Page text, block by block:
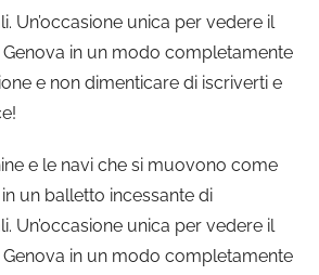
Un’occasione unica per vedere il
in un modo completamente
e non dimenticare di iscriverti e
e le navi che si muovono come
un balletto incessante di
Un’occasione unica per vedere il
in un modo completamente